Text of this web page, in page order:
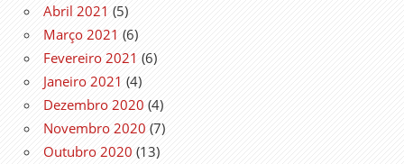
Abril 2021 (5)
Março 2021 (6)
Fevereiro 2021 (6)
Janeiro 2021 (4)
Dezembro 2020 (4)
Novembro 2020 (7)
Outubro 2020 (13)